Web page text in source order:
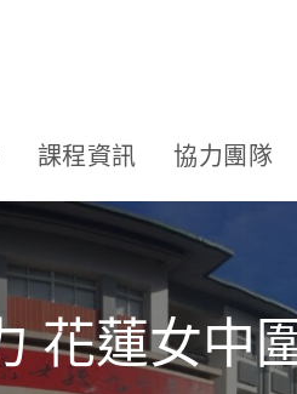
課程資訊 協力團隊
花蓮女中